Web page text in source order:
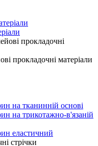
прокладочні матеріали
на тканинній основі
на трикотажно-в'язаній
еластичний